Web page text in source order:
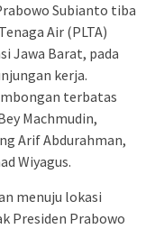
Subianto tiba
Air (PLTA)
Jawa Barat, pada
kerja.
terbatas
Machmudin,
Arif Abdurahman,
Wiyagus.
menuju lokasi
Presiden Prabowo